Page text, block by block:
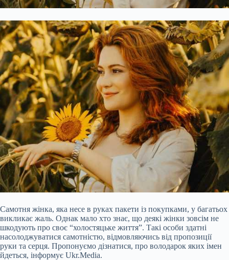
Самотня жінка, яка несе в руках пакети із покупками, у багатьох
викликає жаль. Однак мало хто знає, що деякі жінки зовсім не
шкодують про своє “холостяцьке життя”. Такі особи здатні
насолоджуватися самотністю, відмовляючись від пропозиції
руки та серця. Пропонуємо дізнатися, про володарок яких імен
йдеться, інформує Ukr.Media.